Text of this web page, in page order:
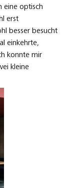
eine optisch
erst
besser besucht
einkehrte,
konnte mir
kleine